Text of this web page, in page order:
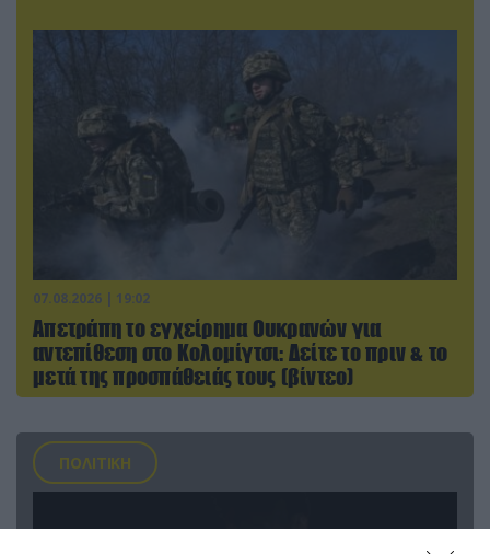
07.08.2026 | 19:02
Απετράπη το εγχείρημα Ουκρανών για
αντεπίθεση στο Κολομίγτσι: Δείτε το πριν & το
μετά της προσπάθειάς τους (βίντεο)
ΠΟΛΙΤΙΚΗ